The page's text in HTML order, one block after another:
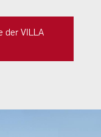
der VILLA